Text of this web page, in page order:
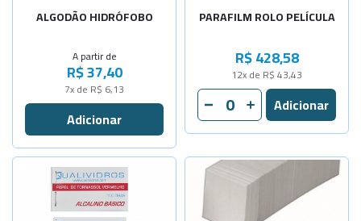
ALGODÃO HIDRÓFOBO
A partir de
R$ 37,40
7x de R$ 6,13
PARAFILM ROLO PELÍCULA
R$ 428,58
12x de R$ 43,43
Selecione a Quantidade